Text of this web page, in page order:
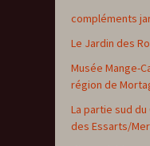
compléments
Le Jardin des
Musée Mange-
région de
La partie sud
des Essarts/